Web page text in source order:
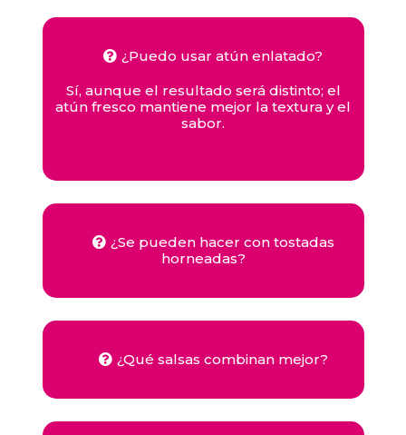
¿Puedo usar atún enlatado?
Sí, aunque el resultado será distinto; el
atún fresco mantiene mejor la textura y el
sabor.
¿Se pueden hacer con tostadas
horneadas?
¿Qué salsas combinan mejor?